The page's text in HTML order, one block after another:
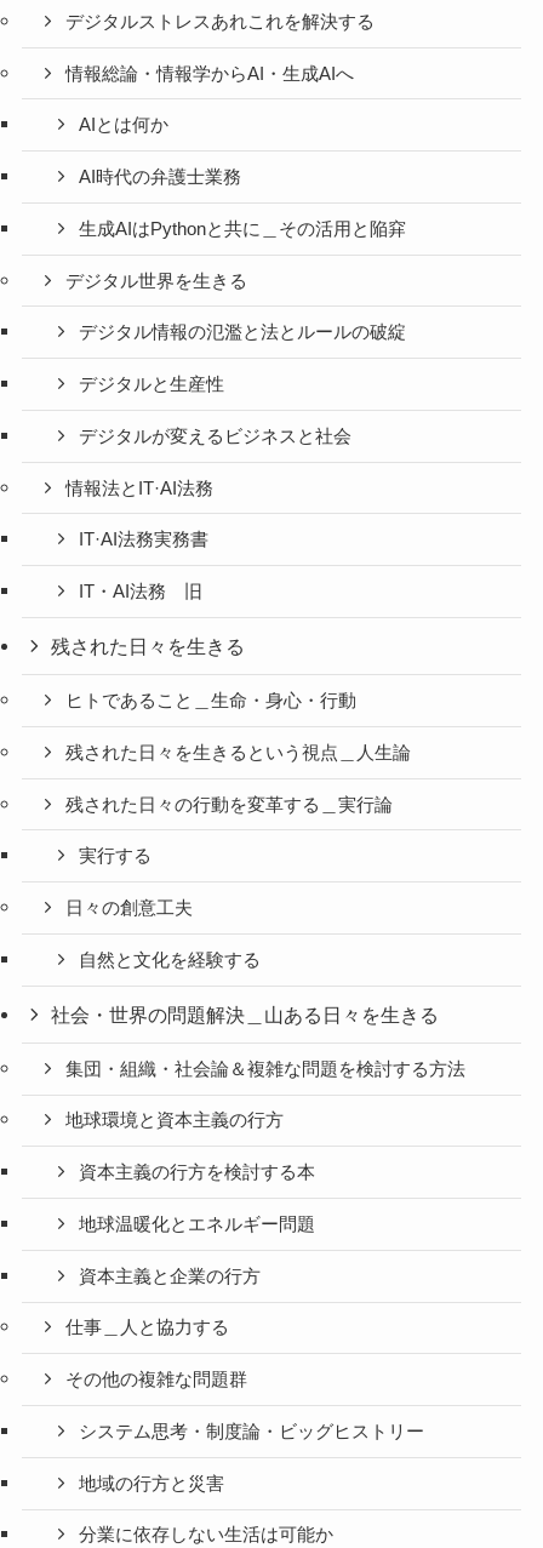
デジタルストレスあれこれを解決する
情報総論・情報学からAI・生成AIへ
AIとは何か
AI時代の弁護士業務
生成AIはPythonと共に＿その活用と陥穽
デジタル世界を生きる
デジタル情報の氾濫と法とルールの破綻
デジタルと生産性
デジタルが変えるビジネスと社会
情報法とIT·AI法務
IT·AI法務実務書
IT・AI法務 旧
残された日々を生きる
ヒトであること＿生命・身心・行動
残された日々を生きるという視点＿人生論
残された日々の行動を変革する＿実行論
実行する
日々の創意工夫
自然と文化を経験する
社会・世界の問題解決＿山ある日々を生きる
集団・組織・社会論＆複雑な問題を検討する方法
地球環境と資本主義の行方
資本主義の行方を検討する本
地球温暖化とエネルギー問題
資本主義と企業の行方
仕事＿人と協力する
その他の複雑な問題群
システム思考・制度論・ビッグヒストリー
地域の行方と災害
分業に依存しない生活は可能か